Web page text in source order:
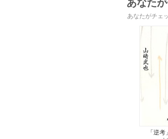
あなた
あなたがチェ
「逆